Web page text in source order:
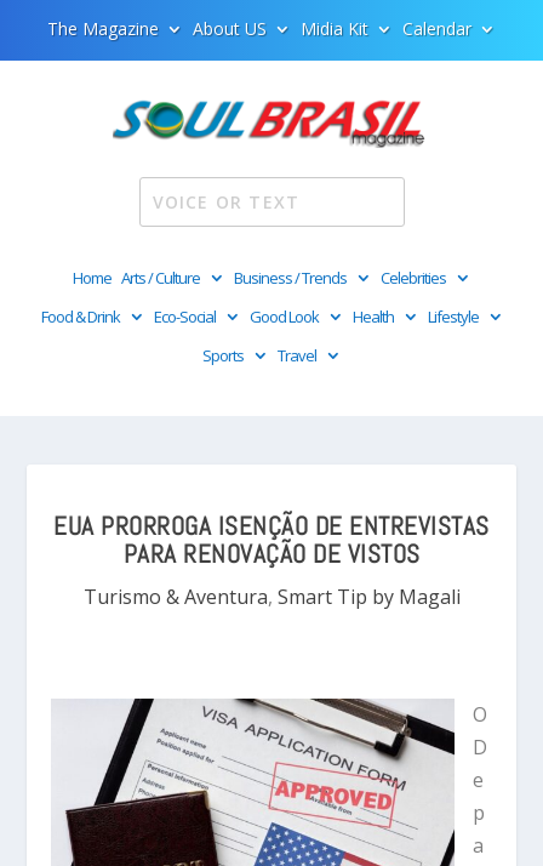
The Magazine About US Midia Kit Calendar
Home Arts / Culture Business / Trends
Celebrities
Food & Drink
Eco-Social Good Look Health
Lifestyle
Sports
Travel
EUA PRORROGA ISENÇÃO DE ENTREVISTAS
PARA RENOVAÇÃO DE VISTOS
Turismo & Aventura, Smart Tip by Magali
O
D
e
p
a